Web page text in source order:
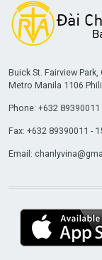
Buick St. Fairview
Metro Manila 1106
Phone: +632 89390011
Fax: +632 89390011 -
Email: